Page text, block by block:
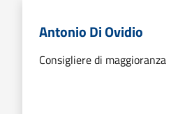
Antonio Di Ovidio
Consigliere di maggioranza